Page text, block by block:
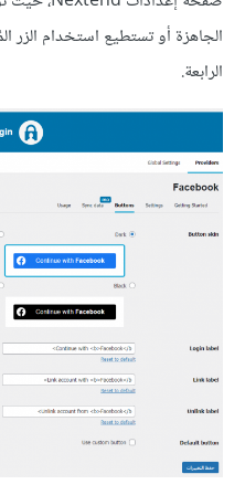
الجاهزة أو تستطيع استخدام
الرابعة.